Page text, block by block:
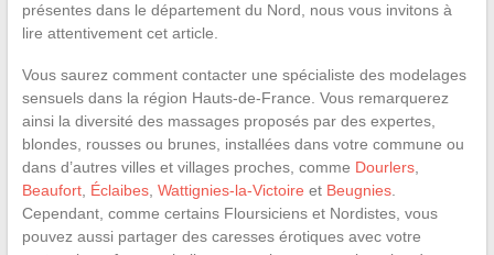
présentes dans le département du Nord, nous vous invitons à
lire attentivement cet article.
Vous saurez comment contacter une spécialiste des modelages
sensuels dans la région Hauts-de-France. Vous remarquerez
ainsi la diversité des massages proposés par des expertes,
blondes, rousses ou brunes, installées dans votre commune ou
dans d’autres villes et villages proches, comme Dourlers,
Beaufort, Éclaibes, Wattignies-la-Victoire et Beugnies.
Cependant, comme certains Floursiciens et Nordistes, vous
pouvez aussi partager des caresses érotiques avec votre